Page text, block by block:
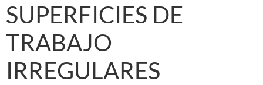
SUPERFICIES DE
TRABAJO
IRREGULARES